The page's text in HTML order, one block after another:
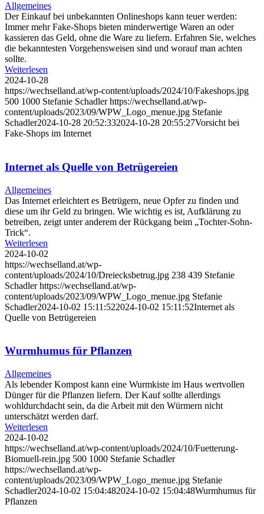
Allgemeines
Der Einkauf bei unbekannten Onlineshops kann teuer werden:
Immer mehr Fake-Shops bieten minderwertige Waren an oder
kassieren das Geld, ohne die Ware zu liefern. Erfahren Sie, welches
die bekanntesten Vorgehensweisen sind und worauf man achten
sollte.
Weiterlesen
2024-10-28
https://wechselland.at/wp-content/uploads/2024/10/Fakeshops.jpg
500 1000 Stefanie Schadler https://wechselland.at/wp-
content/uploads/2023/09/WPW_Logo_menue.jpg Stefanie
Schadler2024-10-28 20:52:332024-10-28 20:55:27Vorsicht bei
Fake-Shops im Internet
Internet als Quelle von Betrügereien
Allgemeines
Das Internet erleichtert es Betrügern, neue Opfer zu finden und
diese um ihr Geld zu bringen. Wie wichtig es ist, Aufklärung zu
betreiben, zeigt unter anderem der Rückgang beim „Tochter-Sohn-
Trick“.
Weiterlesen
2024-10-02
https://wechselland.at/wp-
content/uploads/2024/10/Dreiecksbetrug.jpg 238 439 Stefanie
Schadler https://wechselland.at/wp-
content/uploads/2023/09/WPW_Logo_menue.jpg Stefanie
Schadler2024-10-02 15:11:522024-10-02 15:11:52Internet als
Quelle von Betrügereien
Wurmhumus für Pflanzen
Allgemeines
Als lebender Kompost kann eine Wurmkiste im Haus wertvollen
Dünger für die Pflanzen liefern. Der Kauf sollte allerdings
wohldurchdacht sein, da die Arbeit mit den Würmern nicht
unterschätzt werden darf.
Weiterlesen
2024-10-02
https://wechselland.at/wp-content/uploads/2024/10/Fuetterung-
Biomuell-rein.jpg 500 1000 Stefanie Schadler
https://wechselland.at/wp-
content/uploads/2023/09/WPW_Logo_menue.jpg Stefanie
Schadler2024-10-02 15:04:482024-10-02 15:04:48Wurmhumus für
Pflanzen